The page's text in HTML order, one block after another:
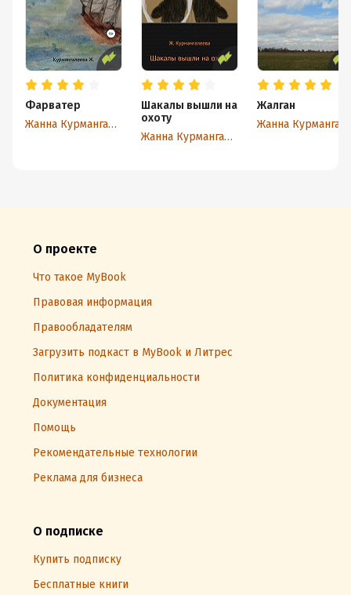
Фарватер
Жанна Курмангалеева
Шакалы вышли на
охоту
Жанна Курмангалеева
Жалган
О проекте
Что такое MyBook
Правовая информация
Правообладателям
Загрузить подкаст в MyBook и Литрес
Политика конфиденциальности
Документация
Помощь
Рекомендательные технологии
Реклама для бизнеса
О подписке
Купить подписку
Бесплатные книги